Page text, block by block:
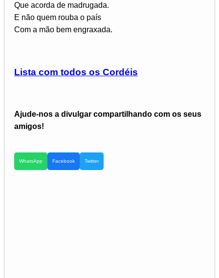
Que acorda de madrugada.
E não quem rouba o país
Com a mão bem engraxada.
Lista com todos os Cordéis
Ajude-nos a divulgar compartilhando com os seus
amigos!
WhatsApp Facebook Twitter